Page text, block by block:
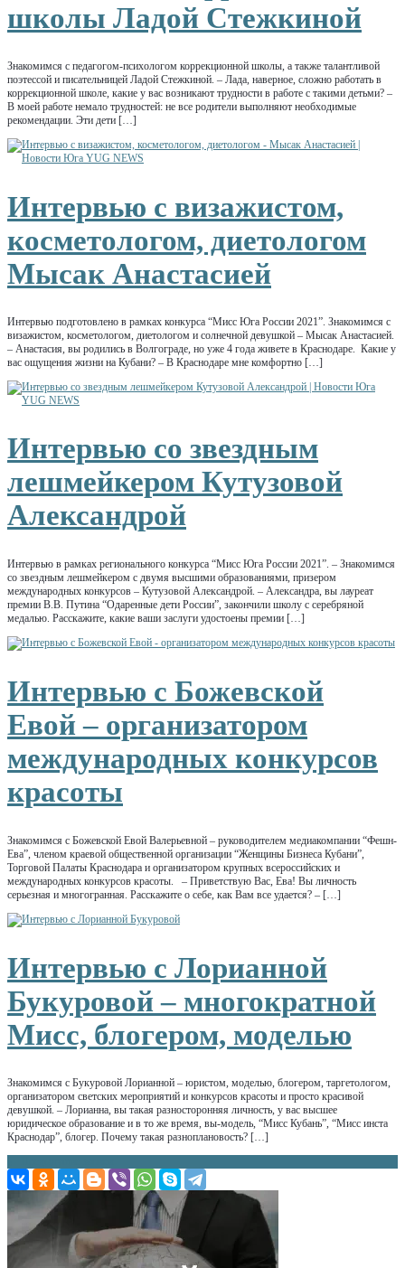
школы Ладой Стежкиной
Знакомимся с педагогом-психологом коррекционной школы, а также талантливой
поэтессой и писательницей Ладой Стежкиной. – Лада, наверное, сложно работать в
коррекционной школе, какие у вас возникают трудности в работе с такими детьми? –
В моей работе немало трудностей: не все родители выполняют необходимые
рекомендации. Эти дети […]
Интервью с визажистом,
косметологом, диетологом
Мысак Анастасией
Интервью подготовлено в рамках конкурса “Мисс Юга России 2021”. Знакомимся с
визажистом, косметологом, диетологом и солнечной девушкой – Мысак Анастасией.
– Анастасия, вы родились в Волгограде, но уже 4 года живете в Краснодаре. Какие у
вас ощущения жизни на Кубани? – В Краснодаре мне комфортно […]
Интервью со звездным
лешмейкером Кутузовой
Александрой
Интервью в рамках регионального конкурса “Мисс Юга России 2021”. – Знакомимся
со звездным лешмейкером с двумя высшими образованиями, призером
международных конкурсов – Кутузовой Александрой. – Александра, вы лауреат
премии В.В. Путина “Одаренные дети России”, закончили школу с серебряной
медалью. Расскажите, какие ваши заслуги удостоены премии […]
Интервью с Божевской
Евой – организатором
международных конкурсов
красоты
Знакомимся с Божевской Евой Валерьевной – руководителем медиакомпании “Фешн-
Ева”, членом краевой общественной организации “Женщины Бизнеса Кубани”,
Торговой Палаты Краснодара и организатором крупных всероссийских и
международных конкурсов красоты. – Приветствую Вас, Ева! Вы личность
серьезная и многогранная. Расскажите о себе, как Вам все удается? – […]
Интервью с Лорианной
Букуровой – многократной
Мисс, блогером, моделью
Знакомимся с Букуровой Лорианной – юристом, моделью, блогером, таргетологом,
организатором светских мероприятий и конкурсов красоты и просто красивой
девушкой. – Лорианна, вы такая разносторонняя личность, у вас высшее
юридическое образование и в то же время, вы-модель, “Мисс Кубань”, “Мисс инста
Краснодар”, блогер. Почему такая разноплановость? […]
Навигация
по
записям